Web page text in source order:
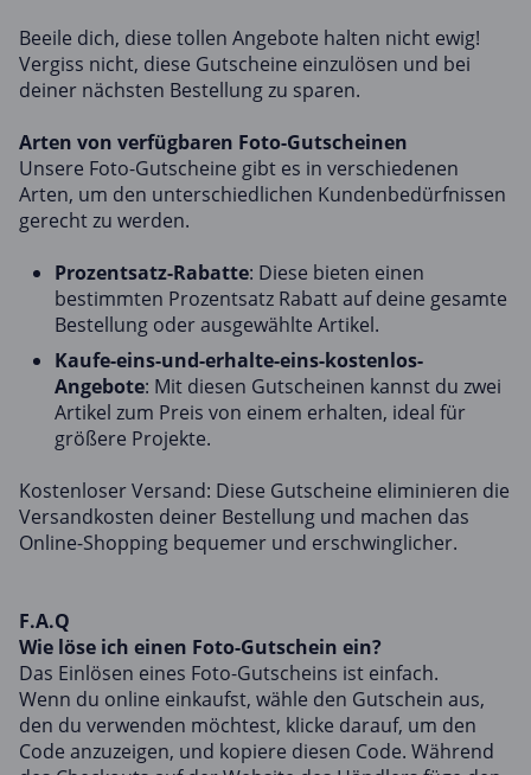
Beeile dich, diese tollen Angebote halten nicht ewig!
Vergiss nicht, diese Gutscheine einzulösen und bei
deiner nächsten Bestellung zu sparen.
Arten von verfügbaren Foto-Gutscheinen
Unsere Foto-Gutscheine gibt es in verschiedenen
Arten, um den unterschiedlichen Kundenbedürfnissen
gerecht zu werden.
Prozentsatz-Rabatte: Diese bieten einen
bestimmten Prozentsatz Rabatt auf deine gesamte
Bestellung oder ausgewählte Artikel.
Kaufe-eins-und-erhalte-eins-kostenlos-
Angebote: Mit diesen Gutscheinen kannst du zwei
Artikel zum Preis von einem erhalten, ideal für
größere Projekte.
Kostenloser Versand: Diese Gutscheine eliminieren die
Versandkosten deiner Bestellung und machen das
Online-Shopping bequemer und erschwinglicher.
F.A.Q
Wie löse ich einen Foto-Gutschein ein?
Das Einlösen eines Foto-Gutscheins ist einfach.
Wenn du online einkaufst, wähle den Gutschein aus,
den du verwenden möchtest, klicke darauf, um den
Code anzuzeigen, und kopiere diesen Code. Während